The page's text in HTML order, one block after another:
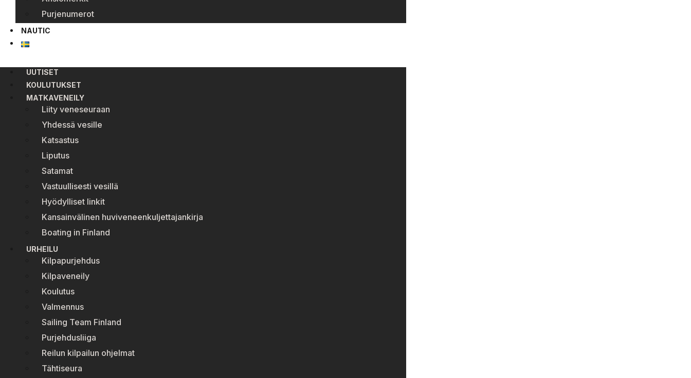
Purjenumerot
NAUTIC
UUTISET
KOULUTUKSET
MATKAVENEILY
Liity veneseuraan
Yhdessä vesille
Katsastus
Liputus
Satamat
Vastuullisesti vesillä
Hyödylliset linkit
Kansainvälinen huviveneenkuljettajankirja
Boating in Finland
URHEILU
Kilpapurjehdus
Kilpaveneily
Koulutus
Valmennus
Sailing Team Finland
Purjehdusliiga
Reilun kilpailun ohjelmat
Tähtiseura